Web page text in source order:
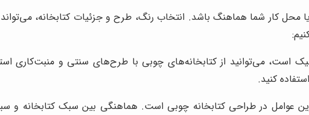
محل کار شما هماهنگ باشد. انتخاب رنگ، طرح و جزئیات کتابخانه، می‌تواند
است، می‌توانید از کتابخانه‌های چوبی با طرح‌های سنتی و منبت‌کاری
کنید.
عوامل در طراحی کتابخانه چوبی است. هماهنگی بین سبک کتابخانه و